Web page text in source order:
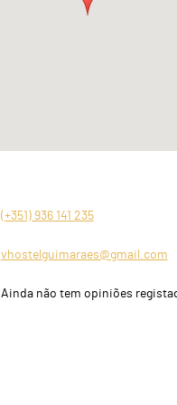
(+351) 936 141 235
vhostelguimaraes@gmail.com
Ainda não tem opiniões